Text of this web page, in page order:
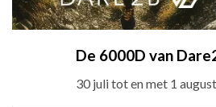
De 6000D van
30 juli tot en met 1